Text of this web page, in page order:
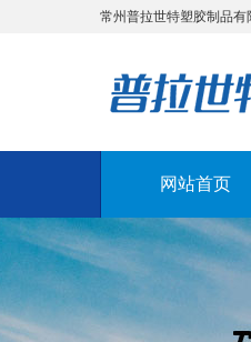
常州普拉世特塑胶制品
网站首页